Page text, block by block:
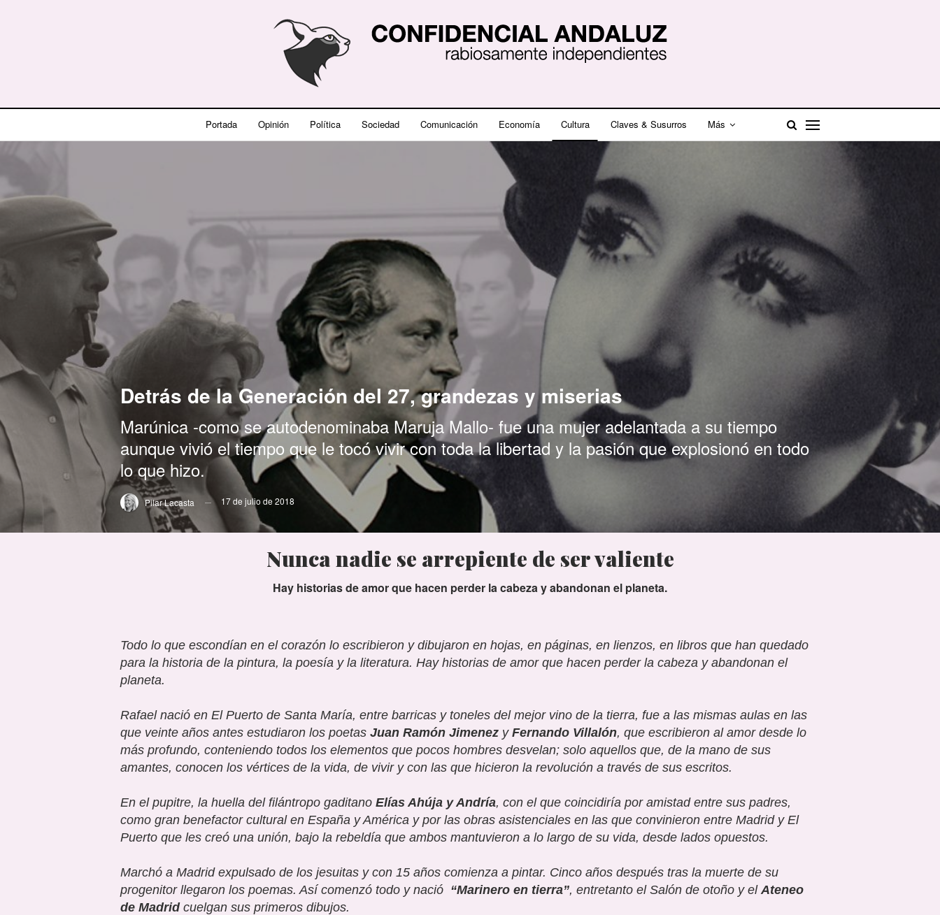
Portada Opinión Política Sociedad Comunicación Economía Cultura Claves & Susurros Más
Detrás de la Generación del 27, grandezas y miserias
Marúnica -como se autodenominaba Maruja Mallo- fue una mujer adelantada a su tiempo
aunque vivió el tiempo que le tocó vivir con toda la libertad y la pasión que explosionó en todo
lo que hizo.
Pilar Lacasta 17 de julio de 2018
Nunca nadie se arrepiente de ser valiente
Hay historias de amor que hacen perder la cabeza y abandonan el planeta.
Todo lo que escondían en el corazón lo escribieron y dibujaron en hojas, en páginas, en lienzos, en libros que han quedado
para la historia de la pintura, la poesía y la literatura. Hay historias de amor que hacen perder la cabeza y abandonan el
planeta.
Rafael nació en El Puerto de Santa María, entre barricas y toneles del mejor vino de la tierra, fue a las mismas aulas en las
que veinte años antes estudiaron los poetas Juan Ramón Jimenez y Fernando Villalón, que escribieron al amor desde lo
más profundo, conteniendo todos los elementos que pocos hombres desvelan; solo aquellos que, de la mano de sus
amantes, conocen los vértices de la vida, de vivir y con las que hicieron la revolución a través de sus escritos.
En el pupitre, la huella del filántropo gaditano Elías Ahúja y Andría, con el que coincidiría por amistad entre sus padres,
como gran benefactor cultural en España y América y por las obras asistenciales en las que convinieron entre Madrid y El
Puerto que les creó una unión, bajo la rebeldía que ambos mantuvieron a lo largo de su vida, desde lados opuestos.
Marchó a Madrid expulsado de los jesuitas y con 15 años comienza a pintar. Cinco años después tras la muerte de su
progenitor llegaron los poemas. Así comenzó todo y nació “Marinero en tierra”, entretanto el Salón de otoño y elAteneo
de Madridcuelgan sus primeros dibujos.